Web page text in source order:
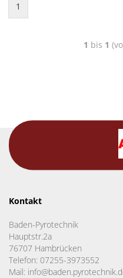
1
1 bis 1
Kontakt
Baden-Pyrotechnik
Hauptstr.2a
76707 Hambrücken
Telefon: 07255-3973552
Mail: